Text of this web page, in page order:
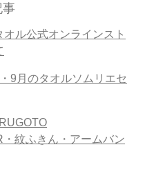
事
ル公式オンラインスト
9月のタオルソムリエセ
紋ふきん・アームバン